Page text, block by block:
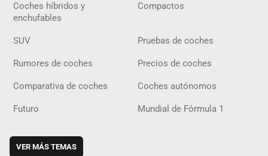
Coches híbridos y
enchufables
Compactos
SUV Pruebas de coches
Rumores de coches Precios de coches
Comparativa de coches Coches autónomos
Futuro Mundial de Fórmula 1
VER MÁS TEMAS